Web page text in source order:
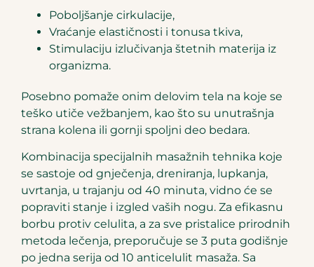
Poboljšanje cirkulacije,
Vraćanje elastičnosti i tonusa tkiva,
Stimulaciju izlučivanja štetnih materija iz
organizma.
Posebno pomaže onim delovim tela na koje se
teško utiče vežbanjem, kao što su unutrašnja
strana kolena ili gornji spoljni deo bedara.
Kombinacija specijalnih masažnih tehnika koje
se sastoje od gnječenja, dreniranja, lupkanja,
uvrtanja, u trajanju od 40 minuta, vidno će se
popraviti stanje i izgled vaših nogu. Za efikasnu
borbu protiv celulita, a za sve pristalice prirodnih
metoda lečenja, preporučuje se 3 puta godišnje
po jedna serija od 10 anticelulit masaža. Sa